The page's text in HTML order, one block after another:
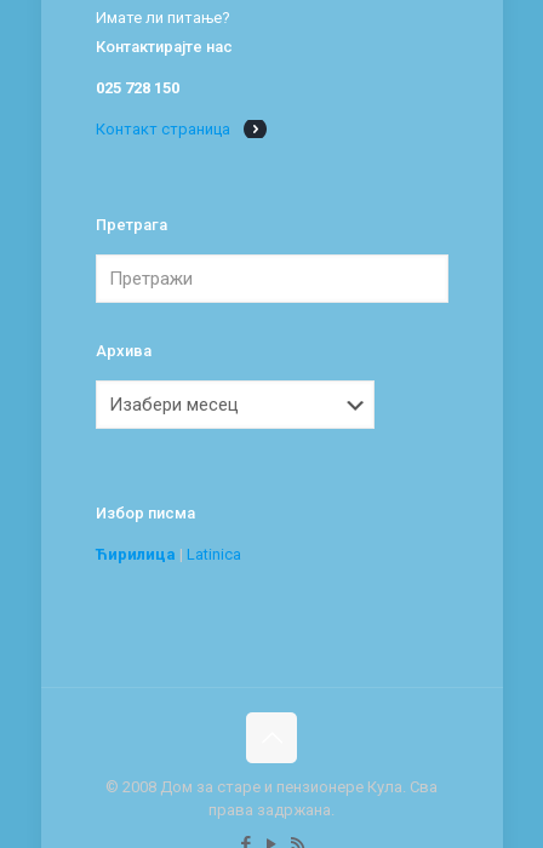
Имате ли питање?
Контактирајте нас
025 728 150
Контакт страница
Претрага
Архива
Избор писма
Ћирилица | Latinica
© 2008 Дом за старе и пензионере Кула. Сва
права задржана.